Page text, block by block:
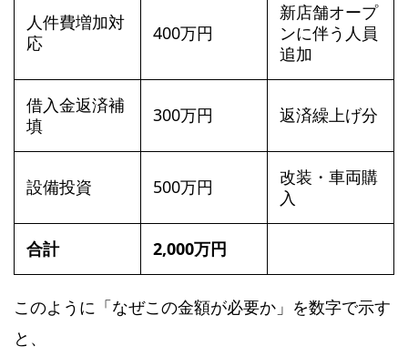
人件費増加対
応
400万円
新店舗オープ
ンに伴う人員
追加
借入金返済補
填
300万円 返済繰上げ分
設備投資 500万円
改装・車両購
入
合計 2,000万円
このように「なぜこの金額が必要か」を数字で示す
と、